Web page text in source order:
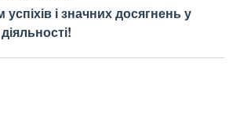
і значних досягнень у